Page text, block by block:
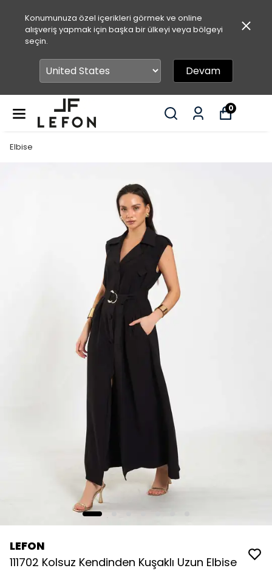
Konumunuza özel içerikleri görmek ve online
alışveriş yapmak için başka bir ülkeyi veya bölgeyi
seçin.
Devam
0
Elbise
LEFON
111702 Kolsuz Kendinden Kuşaklı Uzun Elbise